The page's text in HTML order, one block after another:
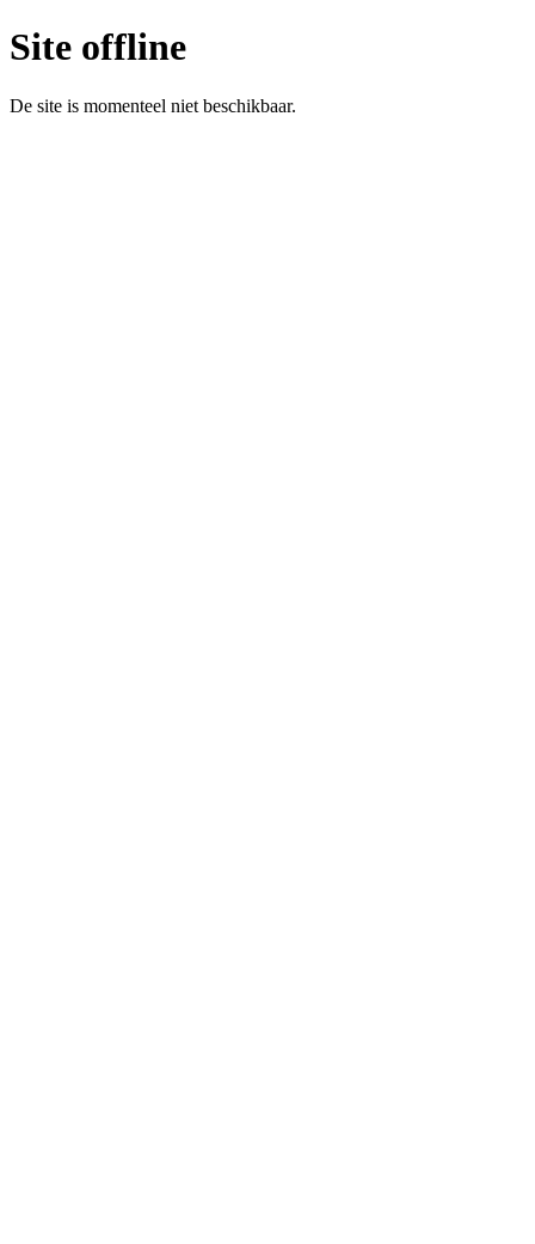
Site offline
De site is momenteel niet beschikbaar.